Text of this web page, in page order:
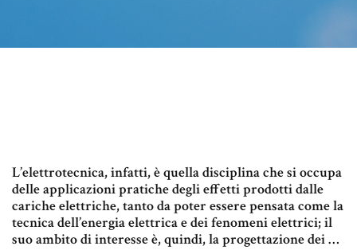
L’elettrotecnica, infatti, è quella disciplina che si occupa
delle applicazioni pratiche degli effetti prodotti dalle
cariche elettriche, tanto da poter essere pensata come la
tecnica dell’energia elettrica e dei fenomeni elettrici; il
suo ambito di interesse è, quindi, la progettazione dei …